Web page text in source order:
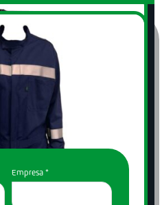
Empresa *